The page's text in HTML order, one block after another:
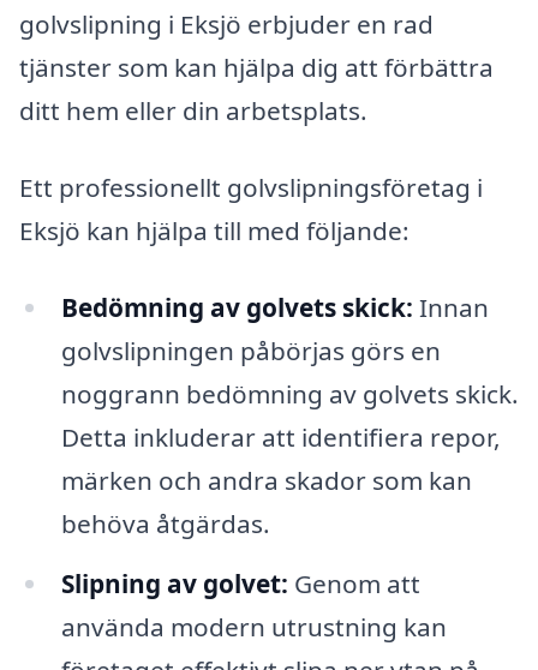
golvslipning i Eksjö erbjuder en rad
tjänster som kan hjälpa dig att förbättra
ditt hem eller din arbetsplats.
Ett professionellt golvslipningsföretag i
Eksjö kan hjälpa till med följande:
Bedömning av golvets skick: Innan
golvslipningen påbörjas görs en
noggrann bedömning av golvets skick.
Detta inkluderar att identifiera repor,
märken och andra skador som kan
behöva åtgärdas.
Slipning av golvet: Genom att
använda modern utrustning kan